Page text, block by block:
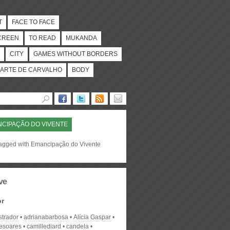
FACE TO FACE
TO READ MUKANDA
CITY GAMES WITHOUT BORDERS
DE CARVALHO BODY
DO VIVENTE
with Emancipação do Vivente
adrianabarbosa
Alícia Gaspar
camillediard candela